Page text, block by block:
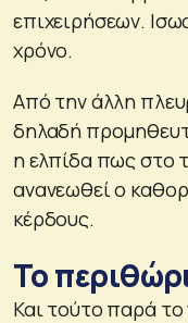
επιχειρήσεων.
χρόνο.
Από την άλλη
δηλαδή
η ελπίδα πως στο
ανανεωθεί ο
κέρδους.
Το
Και τούτο παρά